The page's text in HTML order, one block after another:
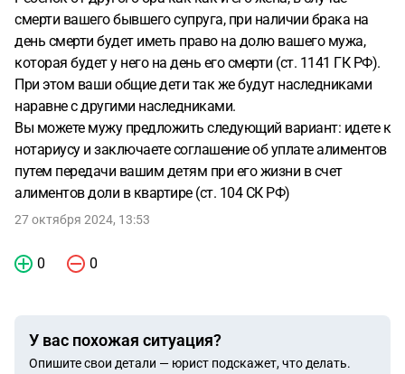
смерти вашего бывшего супруга, при наличии брака на
день смерти будет иметь право на долю вашего мужа,
которая будет у него на день его смерти (ст. 1141 ГК РФ).
При этом ваши общие дети так же будут наследниками
наравне с другими наследниками.
Вы можете мужу предложить следующий вариант: идете к
нотариусу и заключаете соглашение об уплате алиментов
путем передачи вашим детям при его жизни в счет
алиментов доли в квартире (ст. 104 СК РФ)
27 октября 2024, 13:53
0 0
У вас похожая ситуация?
Опишите свои детали — юрист подскажет, что делать.